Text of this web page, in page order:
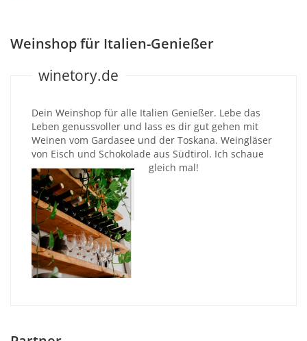
Weinshop für Italien-Genießer
winetory.de
Dein Weinshop für alle Italien Genießer. Lebe das
Leben genussvoller und lass es dir gut gehen mit
Weinen vom Gardasee und der Toskana. Weingläser
von Eisch und Schokolade aus Südtirol. Ich schaue
gleich mal!